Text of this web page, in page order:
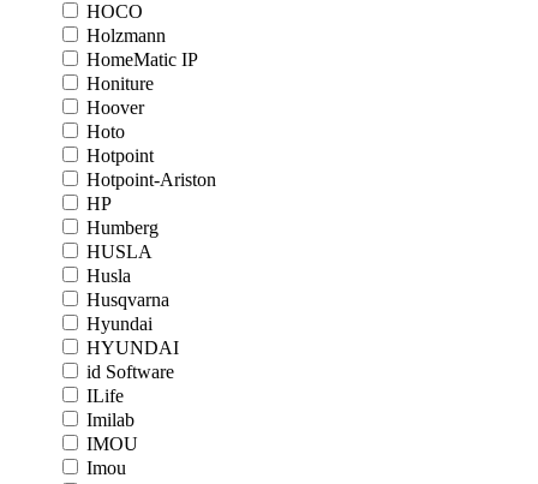
HOCO
Holzmann
HomeMatic IP
Honiture
Hoover
Hoto
Hotpoint
Hotpoint-Ariston
HP
Humberg
HUSLA
Husla
Husqvarna
Hyundai
HYUNDAI
id Software
ILife
Imilab
IMOU
Imou